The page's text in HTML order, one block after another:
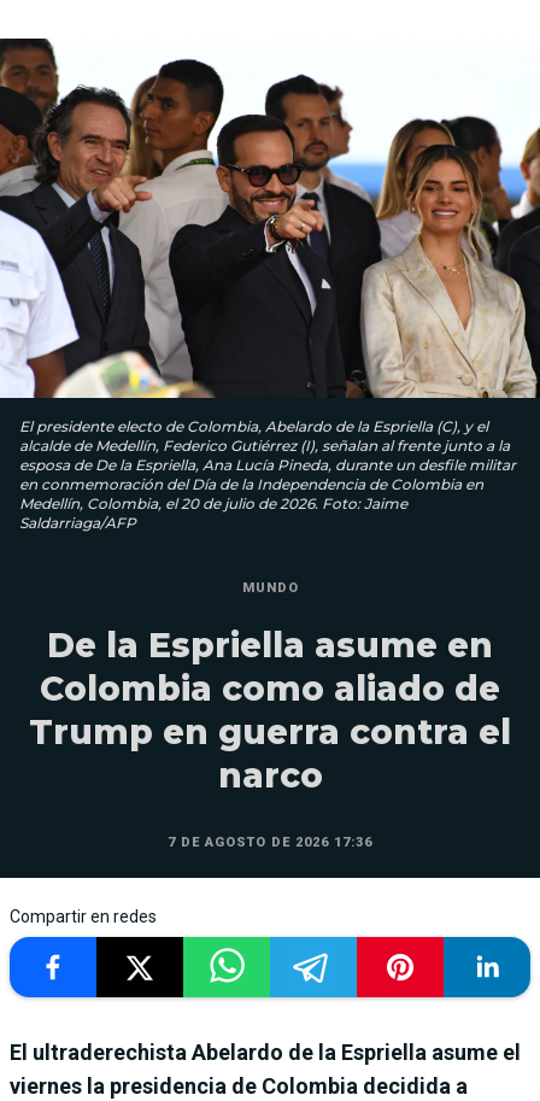
El presidente electo de Colombia, Abelardo de la Espriella (C), y el
alcalde de Medellín, Federico Gutiérrez (I), señalan al frente junto a la
esposa de De la Espriella, Ana Lucía Pineda, durante un desfile militar
en conmemoración del Día de la Independencia de Colombia en
Medellín, Colombia, el 20 de julio de 2026. Foto: Jaime
Saldarriaga/AFP
MUNDO
De la Espriella asume en
Colombia como aliado de
Trump en guerra contra el
narco
7 DE AGOSTO DE 2026 17:36
Compartir en redes
El ultraderechista Abelardo de la Espriella asume el
viernes la presidencia de Colombia decidida a